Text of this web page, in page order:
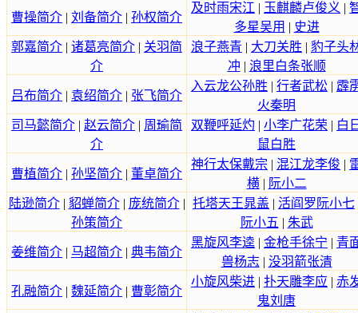
曹操简介 | 刘备简介 | 孙权简介
及时雨宋江 | 玉麒麟卢俊义 |
多星吴用 | 史进
郭嘉简介 | 诸葛亮简介 | 关羽简
介
浪子燕青 | 大刀关胜 | 豹子头
冲 | 浪里白条张顺
吕布简介 | 袁绍简介 | 张飞简介
入云龙公孙胜 | 行者武松 | 霹
火秦明
司马懿简介 | 赵云简介 | 周瑜简
介
双鞭呼延灼 | 小李广花荣 | 白
鼠白胜
曹植简介 | 孙坚简介 | 董卓简介
神行太保戴宗 | 混江龙李俊 |
横| 阮小二
陆逊简介| 貂蝉简介| 庞统简介|
孙策简介
托塔天王晁盖 | 活阎罗阮小七
阮小五 | 朱武
姜维简介 | 马超简介 | 典韦简介
黑旋风李逵 | 金枪手徐宁 | 青
兽杨志| 没羽箭张清
孔融简介 | 魏延简介 | 曹彰简介
小旋风柴进 | 扑天雕李应 | 赤
鬼刘唐